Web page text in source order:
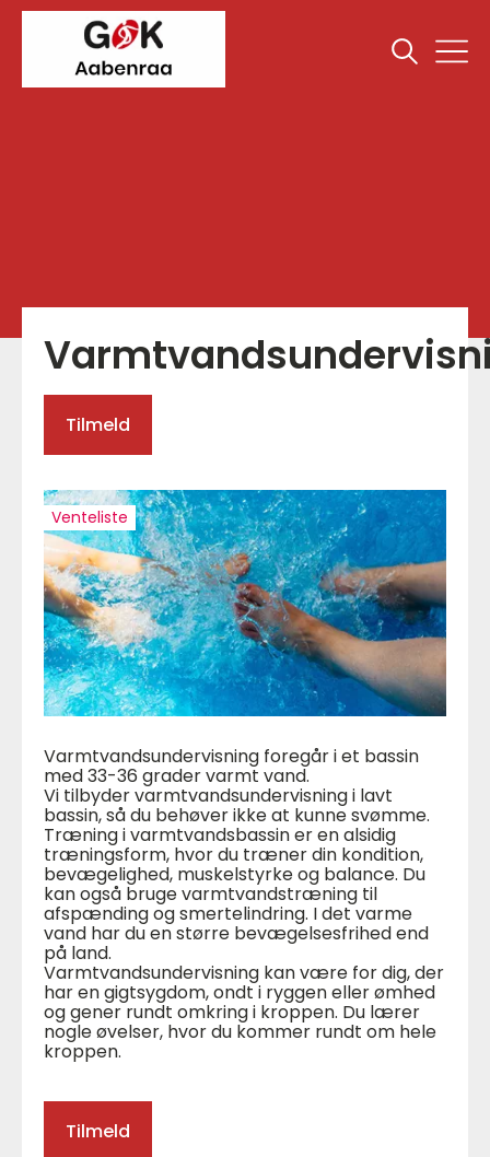
Tilmeld
Venteliste
Varmtvandsundervisning foregår i et bassin
med 33-36 grader varmt vand.
Vi tilbyder varmtvandsundervisning i lavt
bassin, så du behøver ikke at kunne svømme.
Træning i varmtvandsbassin er en alsidig
træningsform, hvor du træner din kondition,
bevægelighed, muskelstyrke og balance. Du
kan også bruge varmtvandstræning til
afspænding og smertelindring. I det varme
vand har du en større bevægelsesfrihed end
på land.
Varmtvandsundervisning kan være for dig, der
har en gigtsygdom, ondt i ryggen eller ømhed
og gener rundt omkring i kroppen. Du lærer
nogle øvelser, hvor du kommer rundt om hele
kroppen.
Tilmeld